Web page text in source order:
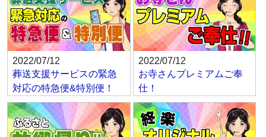
2022/07/12
葬送支援サービスの緊急
対応の特急便&特別便！
2022/07/12
お寺さんプレミアムご奉
仕！